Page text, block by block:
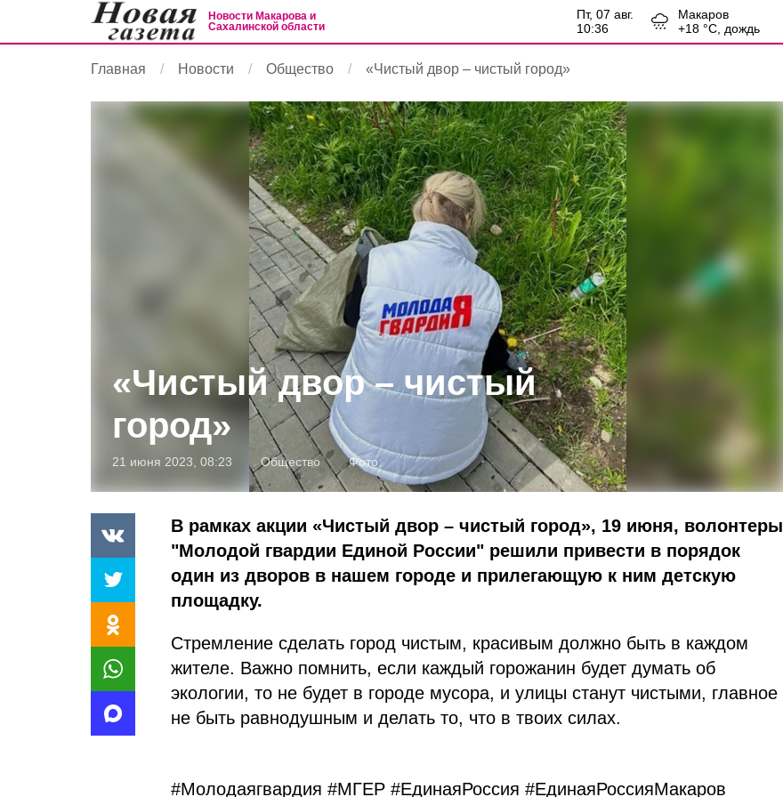
Новости Макарова и
Сахалинской области
пт, 07 авг.
10:36
Макаров
+18 °С, дождь
Главная Новости Общество «Чистый двор – чистый город»
«Чистый двор – чистый
город»
21 июня 2023, 08:23 Общество Фото:
В рамках акции «Чистый двор – чистый город», 19 июня, волонтеры
"Молодой гвардии Единой России" решили привести в порядок
один из дворов в нашем городе и прилегающую к ним детскую
площадку.
Стремление сделать город чистым, красивым должно быть в каждом
жителе. Важно помнить, если каждый горожанин будет думать об
экологии, то не будет в городе мусора, и улицы станут чистыми, главное
не быть равнодушным и делать то, что в твоих силах.
#Молодаягвардия #МГЕР #ЕдинаяРоссия #ЕдинаяРоссияМакаров